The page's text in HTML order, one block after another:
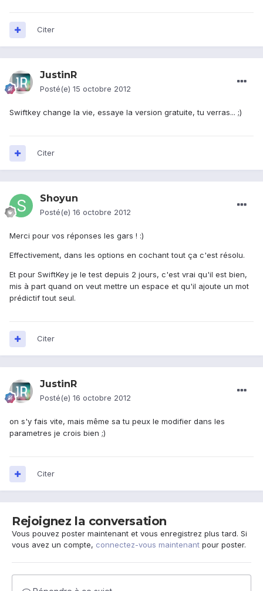
Citer
JustinR
Posté(e) 15 octobre 2012
Swiftkey change la vie, essaye la version gratuite, tu verras... ;)
Citer
Shoyun
Posté(e) 16 octobre 2012
Merci pour vos réponses les gars ! :)
Effectivement, dans les options en cochant tout ça c'est résolu.
Et pour SwiftKey je le test depuis 2 jours, c'est vrai qu'il est bien,
mis à part quand on veut mettre un espace et qu'il ajoute un mot
prédictif tout seul.
Citer
JustinR
Posté(e) 16 octobre 2012
on s'y fais vite, mais même sa tu peux le modifier dans les
parametres je crois bien ;)
Citer
Rejoignez la conversation
Vous pouvez poster maintenant et vous enregistrez plus tard. Si
vous avez un compte, connectez-vous maintenant pour poster.